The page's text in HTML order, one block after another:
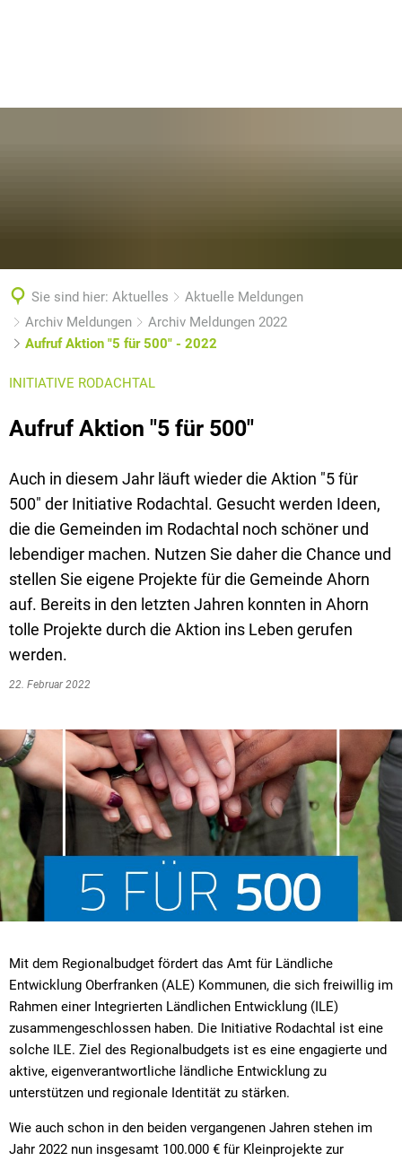
Sie sind hier: Aktuelles
Aktuelle Meldungen
Archiv Meldungen
Archiv Meldungen 2022
Aufruf Aktion "5 für 500" - 2022
INITIATIVE RODACHTAL
Aufruf Aktion "5 für 500"
Auch in diesem Jahr läuft wieder die Aktion "5 für
500" der Initiative Rodachtal. Gesucht werden Ideen,
die die Gemeinden im Rodachtal noch schöner und
lebendiger machen. Nutzen Sie daher die Chance und
stellen Sie eigene Projekte für die Gemeinde Ahorn
auf. Bereits in den letzten Jahren konnten in Ahorn
tolle Projekte durch die Aktion ins Leben gerufen
werden.
22. Februar 2022
Mit dem Regionalbudget fördert das Amt für Ländliche
Entwicklung Oberfranken (ALE) Kommunen, die sich freiwillig im
Rahmen einer Integrierten Ländlichen Entwicklung (ILE)
zusammengeschlossen haben. Die Initiative Rodachtal ist eine
solche ILE. Ziel des Regionalbudgets ist es eine engagierte und
aktive, eigenverantwortliche ländliche Entwicklung zu
unterstützen und regionale Identität zu stärken.
Wie auch schon in den beiden vergangenen Jahren stehen im
Jahr 2022 nun insgesamt 100.000 € für Kleinprojekte zur